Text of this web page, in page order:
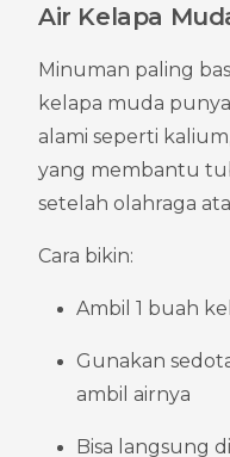
Air Kelapa
Minuman paling
kelapa muda
alami seperti
yang membantu
setelah olahraga
Cara bikin:
Ambil 1 buah
Gunakan
ambil airnya
Bisa langsung